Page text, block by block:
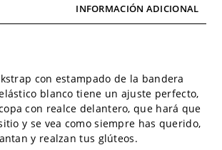
INFORMACIÓN ADICIONAL
con estampado de la bandera
blanco tiene un ajuste perfecto,
con realce delantero, que hará que
y se vea como siempre has querido,
y realzan tus glúteos.